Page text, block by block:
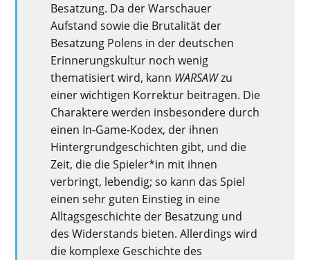
Besatzung. Da der Warschauer
Aufstand sowie die Brutalität der
Besatzung Polens in der deutschen
Erinnerungskultur noch wenig
thematisiert wird, kann WARSAWzu
einer wichtigen Korrektur beitragen. Die
Charaktere werden insbesondere durch
einen In-Game-Kodex, der ihnen
Hintergrundgeschichten gibt, und die
Zeit, die die Spieler*in mit ihnen
verbringt, lebendig; so kann das Spiel
einen sehr guten Einstieg in eine
Alltagsgeschichte der Besatzung und
des Widerstands bieten. Allerdings wird
die komplexe Geschichte des